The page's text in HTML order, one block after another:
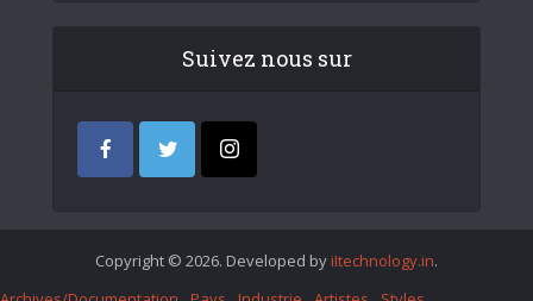
Suivez nous sur
Copyright © 2026. Developed by iItechnology.in.